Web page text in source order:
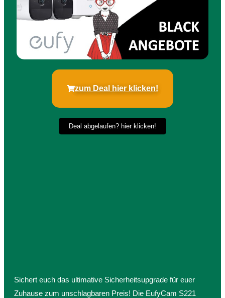
Sichert euch das ultimative Sicherheitsupgrade für euer
Zuhause zum unschlagbaren Preis! Die EufyCam S221
zum Deal hier klicken!
Deal abgelaufen? hier klicken!